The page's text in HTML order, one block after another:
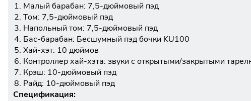
Малый барабан: 7,5-дюймовый пэд
Том: 7,5-дюймовый пэд
Напольный том: 7,5-дюймовый пэд
Бас-барабан: Бесшумный пэд бочки KU100
Хай-хэт: 10 дюймов
Контроллер хай-хэта: звуки с открытыми/закрытыми
Крэш: 10-дюймовый пэд
Райд: 10-дюймовый пэд
Спецификация: